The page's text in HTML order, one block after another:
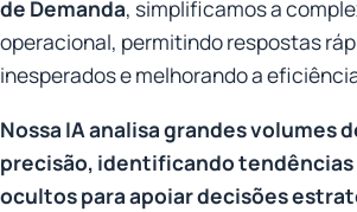
de Demanda, simplificamos a
operacional, permitindo respostas
inesperados e melhorando a
Nossa IA analisa grandes volumes
precisão, identificando tendências
ocultos para apoiar decisões